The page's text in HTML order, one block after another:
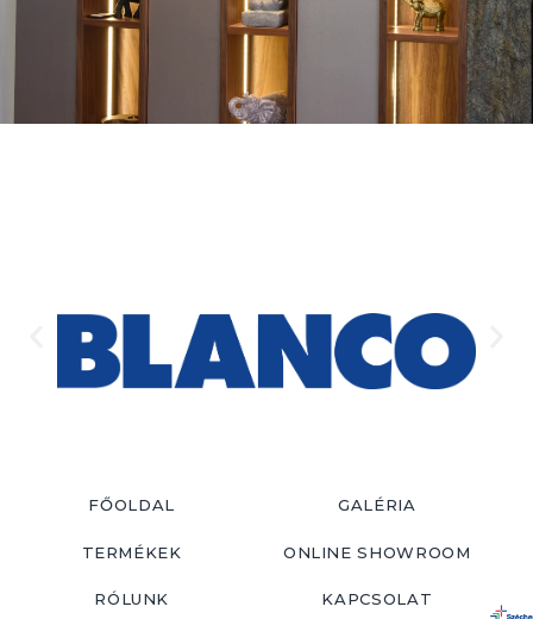
FŐOLDAL
TERMÉKEK
RÓLUNK
GALÉRIA
ONLINE SHOWROOM
KAPCSOLAT